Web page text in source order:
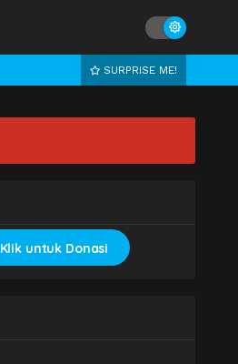
SURPRISE ME!
Klik untuk Donasi